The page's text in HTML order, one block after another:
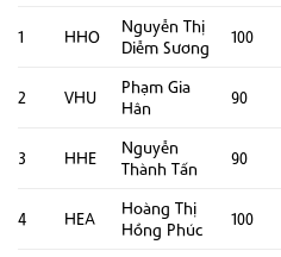
1 HHO
Nguyễn Thị
Diễm Sương
100
2 VHU
Phạm Gia
Hân
90
3 HHE
Nguyễn
Thành Tấn
90
4 HEA
Hoàng Thị
Hồng Phúc
100